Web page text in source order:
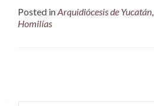
Posted inArquidiócesis de Yucatán,
Homilías
navigation